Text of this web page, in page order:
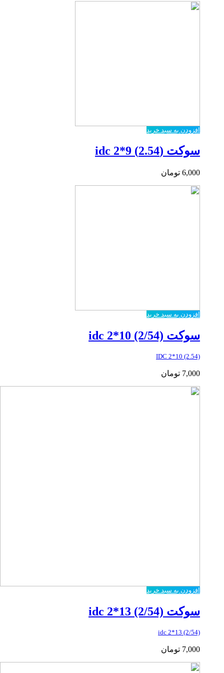
افزودن به سبد خرید
سوکت (2.54) 9*2 idc
6,000 تومان
افزودن به سبد خرید
سوکت idc 2*10 (2/54)
IDC 2*10 (2.54)
7,000 تومان
افزودن به سبد خرید
سوکت idc 2*13 (2/54)
idc 2*13 (2/54)
7,000 تومان